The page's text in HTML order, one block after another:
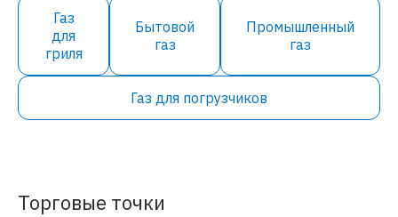
Газ
для
гриля
Бытовой
газ
Промышленный
газ
Газ для погрузчиков
Торговые точки